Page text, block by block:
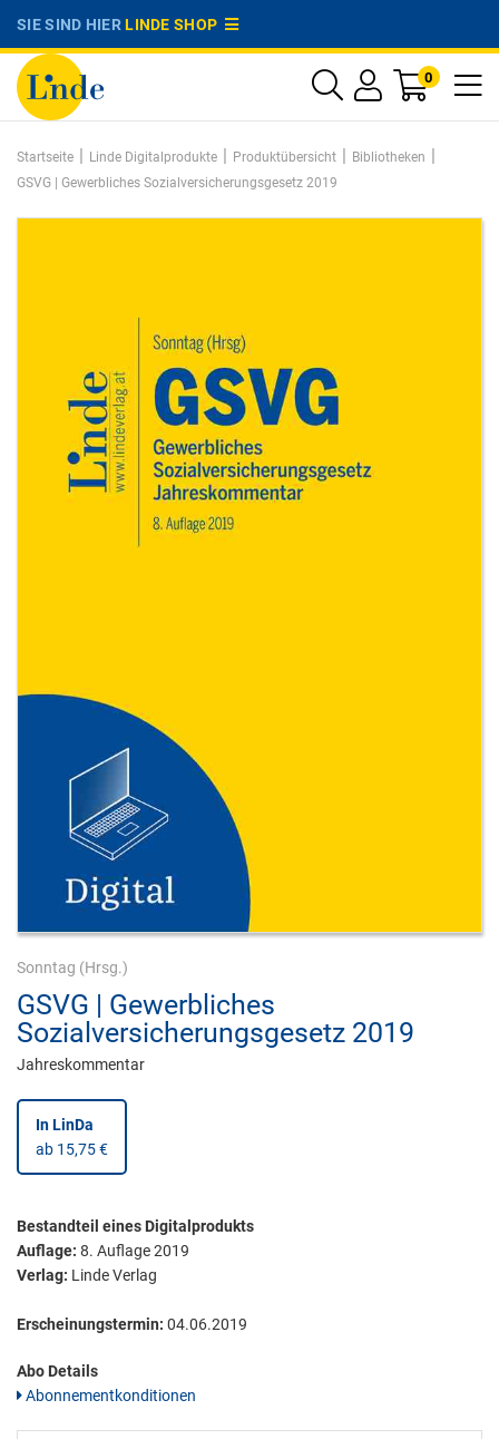
SIE SIND HIERLINDE SHOP
0
Startseite | Linde Digitalprodukte | Produktübersicht | Bibliotheken |
GSVG | Gewerbliches Sozialversicherungsgesetz 2019
Sonntag (Hrsg.)
GSVG | Gewerbliches
Sozialversicherungsgesetz 2019
Jahreskommentar
In LinDa
ab 15,75 €
Bestandteil eines Digitalprodukts
Auflage: 8. Auflage 2019
Verlag: Linde Verlag
Erscheinungstermin: 04.06.2019
Abo Details
Abonnementkonditionen